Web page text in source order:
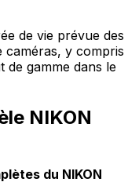
de vie prévue des
caméras, y compris
de gamme dans le
NIKON
du NIKON